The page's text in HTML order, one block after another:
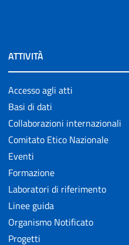
ATTIVITÀ
Accesso agli atti
Basi di dati
Collaborazioni internazionali
Comitato Etico Nazionale
Eventi
Formazione
Laboratori di riferimento
Linee guida
Organismo Notificato
Progetti